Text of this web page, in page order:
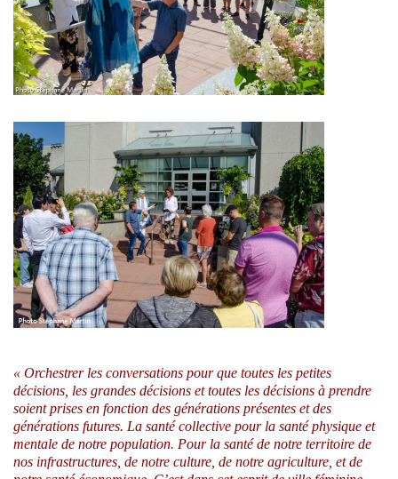
« Orchestrer les conversations pour que toutes les petites
décisions, les grandes décisions et toutes les décisions à prendre
soient prises en fonction des générations présentes et des
générations futures. La santé collective pour la santé physique et
mentale de notre population. Pour la santé de notre territoire de
nos infrastructures, de notre culture, de notre agriculture, et de